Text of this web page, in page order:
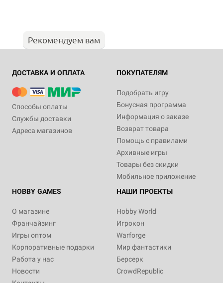
Рекомендуем вам
ДОСТАВКА И ОПЛАТА
Способы оплаты
Службы доставки
Адреса магазинов
ПОКУПАТЕЛЯМ
Подобрать игру
Бонусная программа
Информация о заказе
Возврат товара
Помощь с правилами
Архивные игры
Товары без скидки
Мобильное приложение
HOBBY GAMES
О магазине
Франчайзинг
Игры оптом
Корпоративные подарки
Работа у нас
Новости
НАШИ ПРОЕКТЫ
Hobby World
Игрокон
Warforge
Мир фантастики
Берсерк
CrowdRepublic